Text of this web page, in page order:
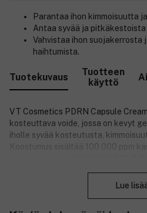
Parantaa ihon kimmoisuutta
Antaa syvää ja
Vahvistaa ihon suojakerrosta
haihtumista.
Tuotekuvaus
Tuotteen
käyttö
VT Cosmetics PDRN Capsule
kosteuttava voide, jossa on kevyt
iholle syvää kosteutusta,
Koostumus sisältää 100 000 ppm
vähentää hienojen juonteidenLue